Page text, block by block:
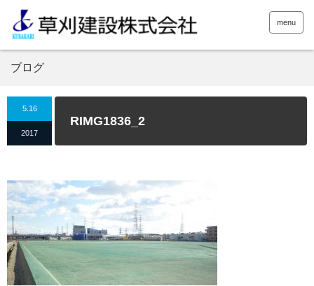
menu
ブログ
5.16
2017
RIMG1836_2